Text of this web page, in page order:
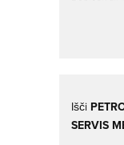
Išči
SERVIS